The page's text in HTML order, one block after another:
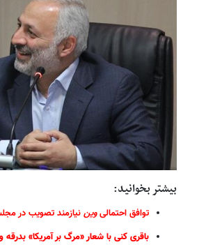
بیشتر بخوانید:
توافق احتمالیوین نیازمند تصویب در
باقری کنی با شعار «مرگ بر آمریکا» بدرقه